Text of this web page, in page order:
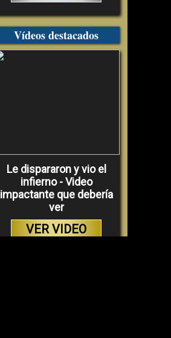
Vídeos destacados
Le dispararon y vio el
infierno - Video
impactante que debería
ver
VER VIDEO